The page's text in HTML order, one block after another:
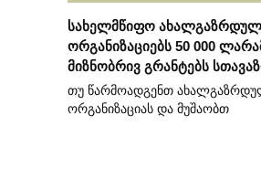
სახელმწიფო ახალგაზრდულ
ორგანიზაციებს 50 000
მიზნობრივ გრანტებს
თუ წარმოადგენთ
ორგანიზაციას და მუშაობთ